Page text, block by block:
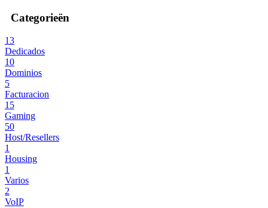
Categorieën
13
Dedicados
10
Dominios
5
Facturacion
15
Gaming
50
Host/Resellers
1
Housing
1
Varios
2
VoIP